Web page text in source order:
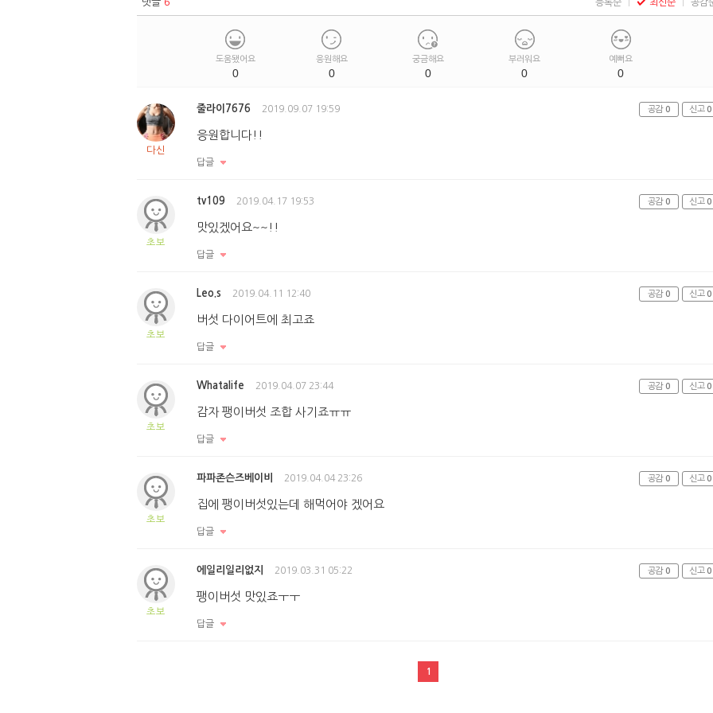
등록순 최신순 공감
도움됐어요
0
응원해요
0
궁금해요
0
부러워요
0
예뻐요
0
다신
줄라이7676 2019.09.07 19:59
응원합니다!!
답글
공감 0 신고 0
초보
tv109 2019.04.17 19:53
맛있겠어요~~!!
답글
공감 0 신고 0
초보
Leo.s 2019.04.11 12:40
버섯 다이어트에 최고죠
답글
공감 0 신고 0
초보
Whatalife 2019.04.07 23:44
감자 팽이버섯 조합 사기죠ㅠㅠ
답글
공감 0 신고 0
초보
파파존슨즈베이비 2019.04.04 23:26
집에 팽이버섯있는데 해먹어야 겠어요
답글
공감 0 신고 0
초보
에일리일리없지 2019.03.31 05:22
팽이버섯 맛있죠ㅜㅜ
답글
공감 0 신고 0
1